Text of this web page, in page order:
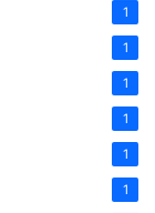
1
1
1
1
1
1